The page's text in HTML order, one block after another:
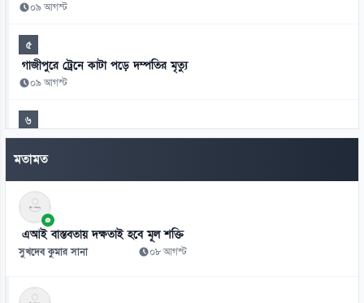
০৯ আগস্ট
৫
গাজীপুরে ট্রেনে কাটা পড়ে দম্পতির মৃত্যু
০৯ আগস্ট
৬
রোমে বিমানের ফ্লাইট বিপর্যয়, টার্মিনালে ২৮ ঘণ্টা দুর্ভোগ যাত্রীদের
০৯ আগস্ট
৭
প্রধানমন্ত্রী চট্টগ্রাম সফরে যাচ্ছেন আজ, প্রস্তুত সাত ভেন্যু
০৯ আগস্ট
জ্বালানি-বিদ্যুৎ অস্থিতিশীল করতে চক্র সক্রিয়:চিকিৎসক সমাবেশে প্রধানমন্ত্রী
মতামত
এআই বাস্তবতায় দক্ষতাই হবে মূল শক্তি
সুখদেব কুমার সানা ০৮ আগস্ট